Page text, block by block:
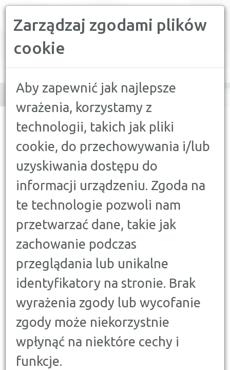
Zarządzaj zgodami plików
cookie
Aby zapewnić jak najlepsze
wrażenia, korzystamy z
technologii, takich jak pliki
cookie, do przechowywania i/lub
uzyskiwania dostępu do
informacji urządzeniu. Zgoda na
te technologie pozwoli nam
przetwarzać dane, takie jak
zachowanie podczas
przeglądania lub unikalne
identyfikatory na stronie. Brak
wyrażenia zgody lub wycofanie
zgody może niekorzystnie
wpłynąć na niektóre cechy i
funkcje.
navigation
TELEWIZJA W III KWARTALE 2025 — JAK ZMIENIA SIĘ RYNEK
DORADCA KLIENTA
STREAMING I TELEWIZJA W III
KWARTALE 2025 — JAK ZMIENIA
SIĘ RYNEK VOD?
14 WRZEŚNIA 2025